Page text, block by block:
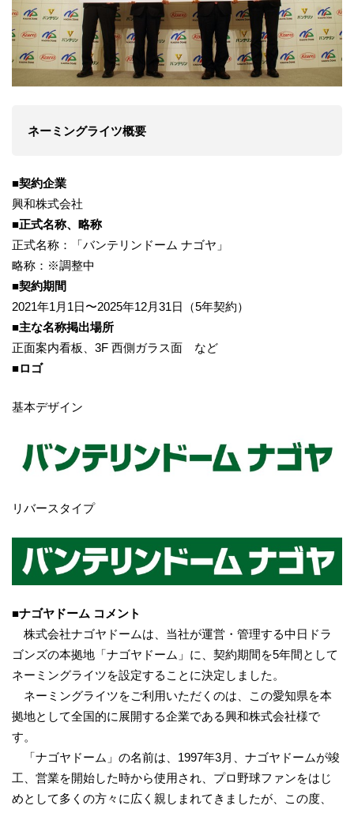
ネーミングライツ概要
■契約企業
興和株式会社
■正式名称、略称
正式名称：「バンテリンドーム ナゴヤ」
略称：※調整中
■契約期間
2021年1月1日〜2025年12月31日（5年契約）
■主な名称掲出場所
正面案内看板、3F ⻄側ガラス面 など
■ロゴ
基本デザイン
リバースタイプ
■ナゴヤドーム コメント
株式会社ナゴヤドームは、当社が運営・管理する中日ドラ
ゴンズの本拠地「ナゴヤドーム」に、契約期間を5年間として
ネーミングライツを設定することに決定しました。
ネーミングライツをご利用いただくのは、この愛知県を本
拠地として全国的に展開する企業である興和株式会社様で
す。
「ナゴヤドーム」の名前は、1997年3月、ナゴヤドームが竣
工、営業を開始した時から使用され、プロ野球ファンをはじ
めとして多くの方々に広く親しまれてきましたが、この度、